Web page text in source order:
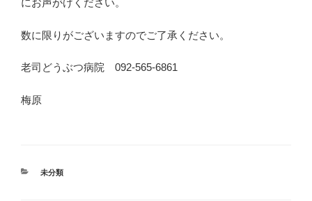
にお声がけください。
数に限りがございますのでご了承ください。
老司どうぶつ病院 092-565-6861
梅原
カ
未分類